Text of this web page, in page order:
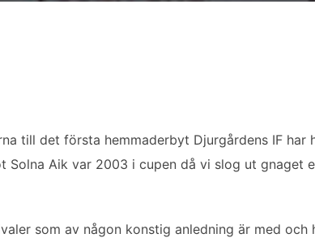
till det första hemmaderbyt Djurgårdens IF har
Solna Aik var 2003 i cupen då vi slog ut gnaget
som av någon konstig anledning är med och